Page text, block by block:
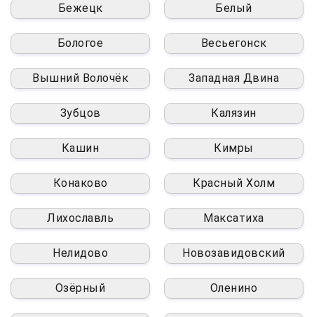
Бежецк Белый
Бологое Весьегонск
Вышний Волочёк Западная Двина
Зубцов Калязин
Кашин Кимры
Конаково Красный Холм
Лихославль Максатиха
Нелидово Новозавидовский
Озёрный Оленино